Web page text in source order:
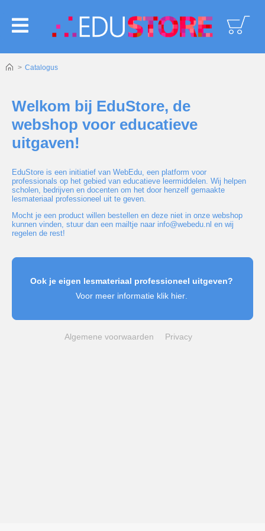
Catalogus
Ook je eigen lesmateriaal professioneel uitgeven?
Voor meer informatie klik hier.
Welkom bij EduStore, de
webshop voor educatieve
uitgaven!
EduStore is een initiatief van WebEdu, een platform voor
professionals op het gebied van educatieve leermiddelen. Wij helpen
scholen, bedrijven en docenten om het door henzelf gemaakte
lesmateriaal professioneel uit te geven.
Mocht je een product willen bestellen en deze niet in onze webshop
kunnen vinden, stuur dan een mailtje naar info@webedu.nl en wij
regelen de rest!
Algemene voorwaarden Privacy